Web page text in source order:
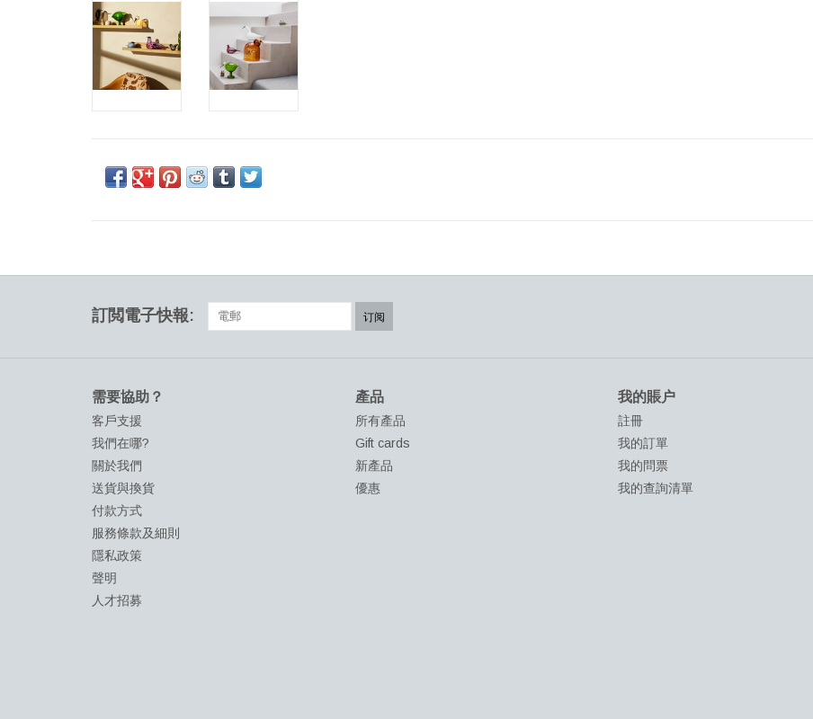
訂閲電子快報: 订阅
需要協助？
客戶支援
我們在哪?
關於我們
送貨與換貨
付款方式
服務條款及細則
隱私政策
聲明
人才招募
產品
所有產品
Gift cards
新產品
優惠
我的賬户
註冊
我的訂單
我的問票
我的查詢清單